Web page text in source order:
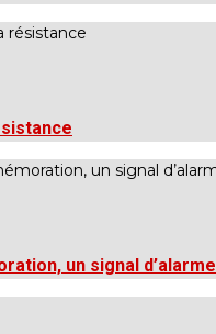
un signal d’alarme